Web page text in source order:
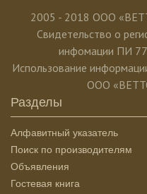
2005 - 2018 ООО
Свидетельство о
инфомации ПИ
Использование
ООО
Разделы
Алфавитный указатель
Поиск по производителям
Объявления
Гостевая книга